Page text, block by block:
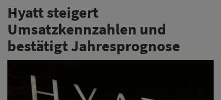
Hyatt steigert
Umsatzkennzahlen und
bestätigt Jahresprognose